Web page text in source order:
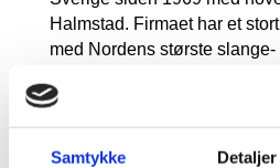
Samtykke Detaljer
Halmstad. Firmaet har et
med Nordens største slange-
produktionscenteret udfører
skæring, montering,
og flushing af rør fra 6-42 mm.